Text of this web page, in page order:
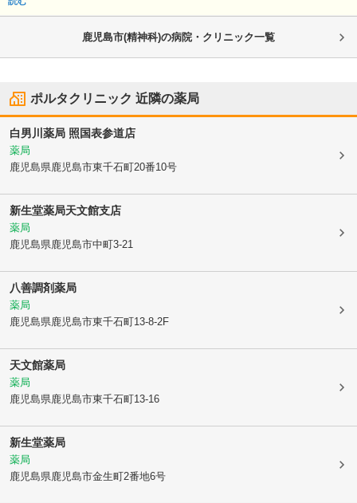
鹿児島市(精神科)の病院・クリニック一覧
ポルタクリニック 近隣の薬局
白男川薬局 照国表参道店
薬局
鹿児島県鹿児島市東千石町20番10号
新生堂薬局天文館支店
薬局
鹿児島県鹿児島市中町3-21
八善調剤薬局
薬局
鹿児島県鹿児島市東千石町13-8-2F
天文館薬局
薬局
鹿児島県鹿児島市東千石町13-16
新生堂薬局
薬局
鹿児島県鹿児島市金生町2番地6号